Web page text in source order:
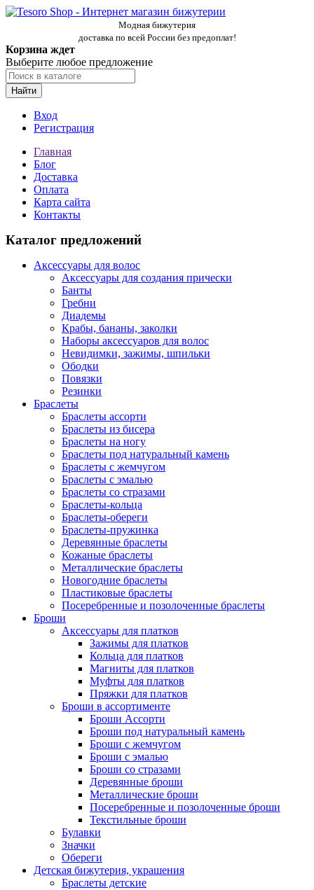
Модная бижутерия
доставка по всей России без предоплат!
Корзина ждет
Выберите любое предложение
Найти
Вход
Регистрация
Главная
Блог
Доставка
Оплата
Карта сайта
Контакты
Каталог предложений
Аксессуары для волос
Аксессуары для создания прически
Банты
Гребни
Диадемы
Крабы, бананы, заколки
Наборы аксессуаров для волос
Невидимки, зажимы, шпильки
Ободки
Повязки
Резинки
Браслеты
Браслеты ассорти
Браслеты из бисера
Браслеты на ногу
Браслеты под натуральный камень
Браслеты с жемчугом
Браслеты с эмалью
Браслеты со стразами
Браслеты-кольца
Браслеты-обереги
Браслеты-пружинка
Деревянные браслеты
Кожаные браслеты
Металлические браслеты
Новогодние браслеты
Пластиковые браслеты
Посеребренные и позолоченные браслеты
Броши
Аксессуары для платков
Зажимы для платков
Кольца для платков
Магниты для платков
Муфты для платков
Пряжки для платков
Броши в ассортименте
Броши Ассорти
Броши под натуральный камень
Броши с жемчугом
Броши с эмалью
Броши со стразами
Деревянные броши
Металлические броши
Посеребренные и позолоченные броши
Текстильные броши
Булавки
Значки
Обереги
Детская бижутерия, украшения
Браслеты детские